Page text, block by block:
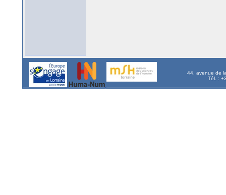
44, avenue de
Tél. :